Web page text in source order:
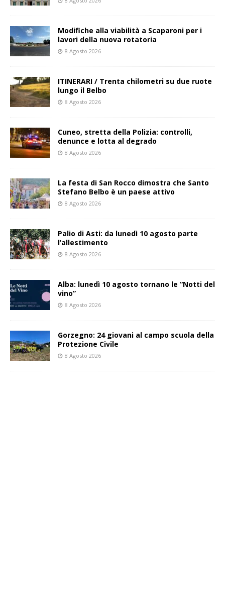
Modifiche alla viabilità a Scaparoni per i
lavori della nuova rotatoria
8 Agosto 2026
ITINERARI / Trenta chilometri su due ruote
lungo il Belbo
8 Agosto 2026
Cuneo, stretta della Polizia: controlli,
denunce e lotta al degrado
8 Agosto 2026
La festa di San Rocco dimostra che Santo
Stefano Belbo è un paese attivo
8 Agosto 2026
Palio di Asti: da lunedì 10 agosto parte
l’allestimento
8 Agosto 2026
Alba: lunedì 10 agosto tornano le “Notti del
vino”
8 Agosto 2026
Gorzegno: 24 giovani al campo scuola della
Protezione Civile
8 Agosto 2026